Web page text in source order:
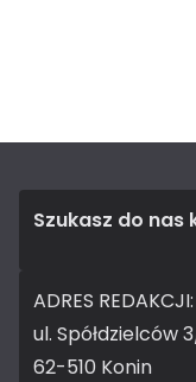
Szukasz do
ADRES REDAKCJI:
ul. Spółdzielców
62-510 Konin